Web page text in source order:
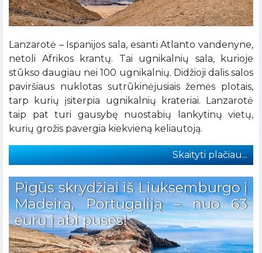
Lanzarotė – Ispanijos sala, esanti Atlanto vandenyne,
netoli Afrikos krantų. Tai ugnikalnių sala, kurioje
stūkso daugiau nei 100 ugnikalnių. Didžioji dalis salos
paviršiaus nuklotas sutrūkinėjusiais žemės plotais,
tarp kurių įsiterpia ugnikalnių krateriai. Lanzarotė
taip pat turi gausybę nuostabių lankytinų vietų,
kurių grožis pavergia kiekvieną keliautoją.
Skaityti plačiau...
Pigūs skrydžiai iš Liuksemburgo į
Madeirą, Portugaliją – nuo 63
eurų į abi puses!